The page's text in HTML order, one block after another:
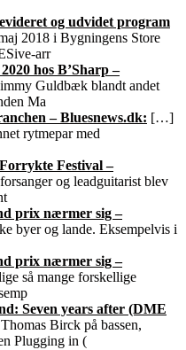
og udvidet program
2018 i Bygningens Store
arr
hos B’Sharp –
Guldbæk blandt andet
Ma
– Bluesnews.dk: […]
rytmepar med
Festival –
og leadguitarist blev
prix nærmer sig –
byer og lande. Eksempelvis i
prix nærmer sig –
så mange forskellige
Seven years after (DME
Birck på bassen,
Plugging in (